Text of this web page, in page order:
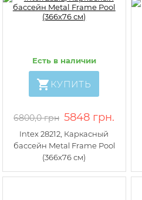
Есть в наличии
КУПИТЬ
6800,0 грн 5848 грн.
Intex 28212, Каркасный
бассейн Metal Frame Pool
(366х76 см)